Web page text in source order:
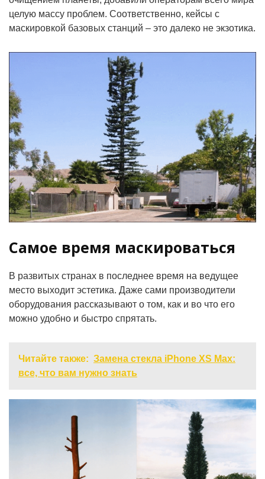
целую массу проблем. Соответственно, кейсы с
маскировкой базовых станций – это далеко не экзотика.
Самое время маскироваться
В развитых странах в последнее время на ведущее
место выходит эстетика. Даже сами производители
оборудования рассказывают о том, как и во что его
можно удобно и быстро спрятать.
Читайте также: Замена стекла iPhone XS Max:
все, что вам нужно знать